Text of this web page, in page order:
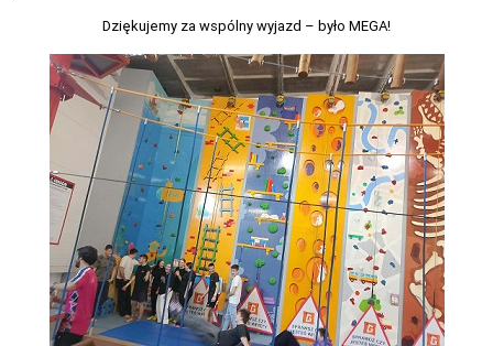
TS - TECHNIKUM SPAWALNICTWA
STATUTY SZKOŁY
PLAN IMPREZ I UROCZYSTOŚCI SZKOLNYCH 2025-2026
SZKOLNE PLANY NAUCZANIA 2025/2026
REGULAMINY SZKOŁY
PROGRAM PRACY SZKOŁY 2025-2026
STANDARDY OCHRONY MAŁOLETNICH ZS GORZÓW ŚL.
RAPORT O STANIE ZAPEWNIENIA DOSTĘPNOŚCI PODMIOTU
PUBLICZNEGO
Dziękujemy za wspólny wyjazd – było MEGA!